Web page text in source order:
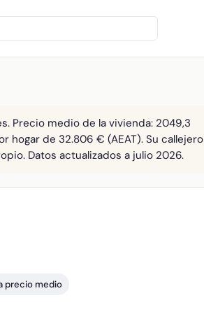
Precio medio de la vivienda: 2049,3
hogar de 32.806 € (AEAT). Su callejero
Datos actualizados a julio 2026.
precio medio